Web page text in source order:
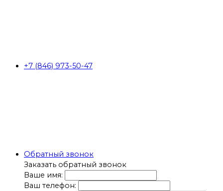
+7 (846) 973-50-47
Обратный звонок
Заказать обратный звонок
Ваше имя:
Ваш телефон: